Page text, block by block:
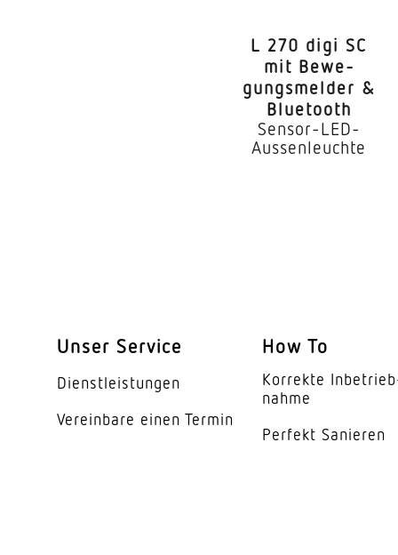
Erfassungswinkel
Öffnungswinkel
Elektronische
Grundlichtfunktion
Grundlichtfunktion
Funktionen
L 270 digi SC
mit Bewe­
gungs­melder &
Bluetooth
Sensor-LED-
Aussenleuchte
Unser Service
Dienst­leis­tungen
Vereinbare einen Termin
How To
Korrekte
nahme
Perfekt Sanieren